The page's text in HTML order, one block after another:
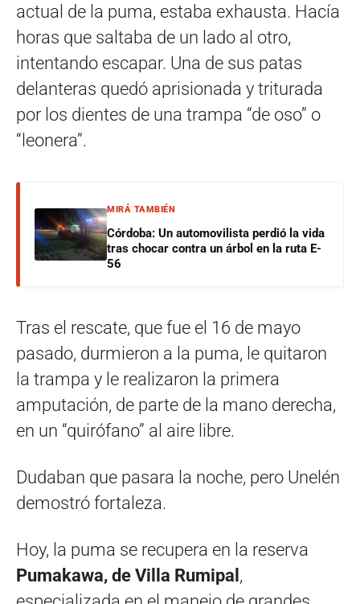
actual de la puma, estaba exhausta. Hacía
horas que saltaba de un lado al otro,
intentando escapar. Una de sus patas
delanteras quedó aprisionada y triturada
por los dientes de una trampa “de oso” o
“leonera”.
MIRÁ TAMBIÉN
Córdoba: Un automovilista perdió la vida
tras chocar contra un árbol en la ruta E-
56
Tras el rescate, que fue el 16 de mayo
pasado, durmieron a la puma, le quitaron
la trampa y le realizaron la primera
amputación, de parte de la mano derecha,
en un “quirófano” al aire libre.
Dudaban que pasara la noche, pero Unelén
demostró fortaleza.
Hoy, la puma se recupera en la reserva
Pumakawa, de Villa Rumipal ,